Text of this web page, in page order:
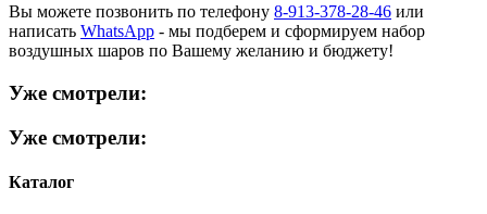
Вы можете позвонить по телефону 8-913-378-28-46 или
написать WhatsApp - мы подберем и сформируем набор
воздушных шаров по Вашему желанию и бюджету!
Уже смотрели:
Уже смотрели:
Каталог